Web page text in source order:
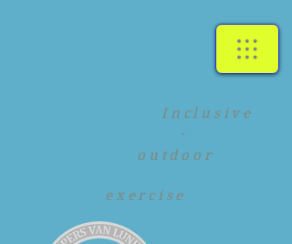
outdoor
Inclusive
exercise
-